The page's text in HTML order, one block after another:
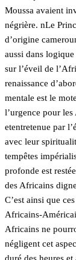
Moussa avaient
négrière. nLe
d’origine
aussi dans
sur l’éveil de
renaissance
mentale est le
l’urgence pour
etentretenue par
avec leur
tempêtes
profonde est
des Africains
C’est ainsi que
Africains-
Africains ne
négligent cet